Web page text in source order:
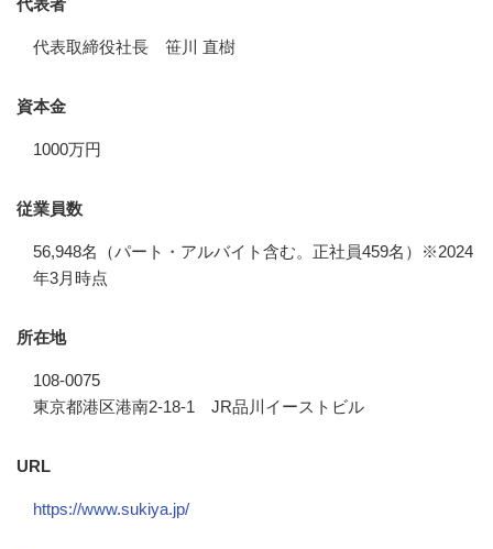
代表取締役社長 笹川 直樹
資本金
1000万円
従業員数
56,948名（パート・アルバイト含む。正社員459名）※2024
年3月時点
所在地
108-0075
東京都港区港南2-18-1 JR品川イーストビル
URL
https://www.sukiya.jp/